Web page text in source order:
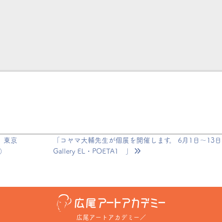
東京
「コヤマ大輔先生が個展を開催します。 6月1日〜13
Gallery EL・POETA1 」
広尾アートアカデミー ／